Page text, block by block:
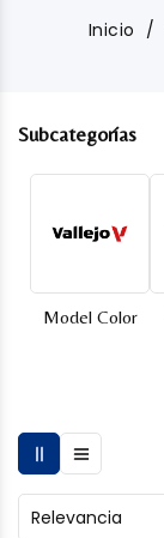
Inicio
Subcategorías
Model Color
Relevancia